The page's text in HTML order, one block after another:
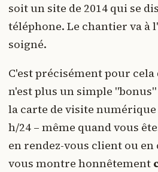
soit un site de 2014 qui se
téléphone. Le chantier va à
soigné.
C'est précisément pour
n'est plus un simple
la carte de visite
h/24 – même quand vous
en rendez-vous client ou en
vous montre honnêtement